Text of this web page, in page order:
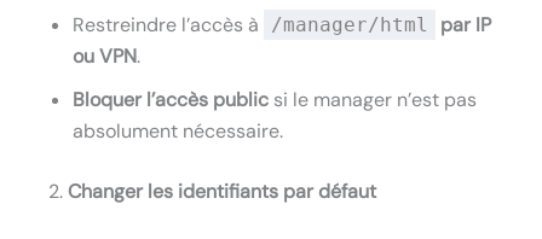
Restreindre l’accès à /manager/html
par IP
ou VPN.
Bloquer l’accès public si le manager n’est pas
absolument nécessaire.
2.Changer les identifiants par défaut